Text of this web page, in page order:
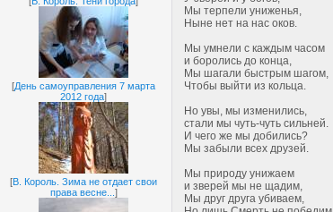
[День самоуправления 7 марта
2012 года]
[В. Король. Зима не отдает свои
права весне... ]
Мы терпели униженья,
Ныне нет на нас оков.
Мы умнели с каждым часом
и боролись до конца,
Мы шагали быстрым шагом,
Чтобы выйти из кольца.
Но увы, мы изменились,
стали мы чуть-чуть сильней.
И чего же мы добились?
Мы забыли всех друзей.
Мы природу унижаем
и зверей мы не щадим,
Мы друг друга убиваем,